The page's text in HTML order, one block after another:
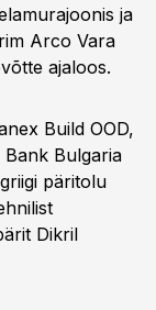
ja
Arco Vara
ajaloos.
Build OOD,
Bulgaria
päritolu
Dikril